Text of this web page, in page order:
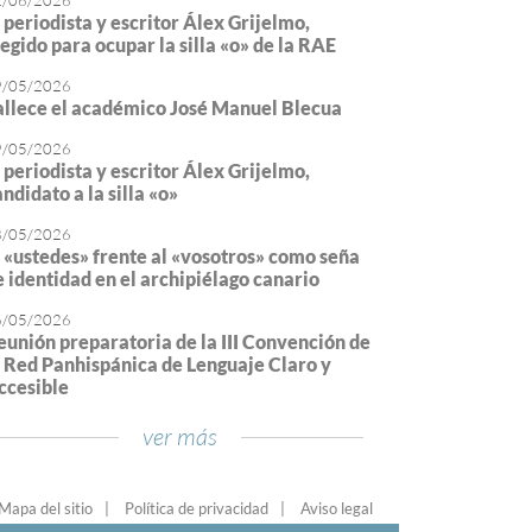
periodista y escritor Álex Grijelmo,
para ocupar la silla «o» de la RAE
05/2026
el académico José Manuel Blecua
05/2026
periodista y escritor Álex Grijelmo,
a la silla «o»
05/2026
«ustedes» frente al «vosotros» como seña
identidad en el archipiélago canario
05/2026
preparatoria de la III Convención de
Red Panhispánica de Lenguaje Claro y
ver más
Mapa del sitio Política de privacidad Aviso legal